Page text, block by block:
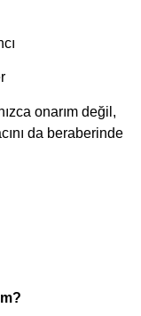
onarım değil,
da beraberinde